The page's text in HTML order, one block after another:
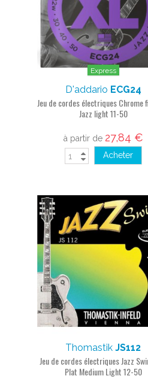
Express
D'addario ECG24
Jeu de cordes électriques Chrome
Jazz light 11-50
à partir de 27,84 €
Acheter
Thomastik JS112
Jeu de cordes électriques Jazz
Plat Medium Light 12-50